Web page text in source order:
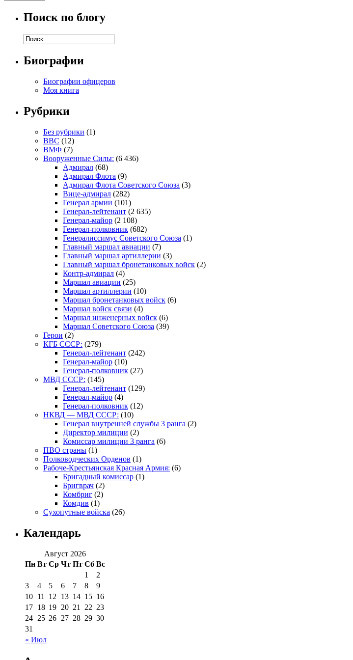
Поиск по блогу
Биографии
Биографии офицеров
Моя книга
Рубрики
Без рубрики (1)
ВВС (12)
ВМФ (7)
Вооруженные Силы: (6 436)
Адмирал (68)
Адмирал Флота (9)
Адмирал Флота Советского Союза (3)
Вице-адмирал (282)
Генерал армии (101)
Генерал-лейтенант (2 635)
Генерал-майор (2 108)
Генерал-полковник (682)
Генералиссимус Советского Союза (1)
Главный маршал авиации (7)
Главный маршал артиллерии (3)
Главный маршал бронетанковых войск (2)
Контр-адмирал (4)
Маршал авиации (25)
Маршал артиллерии (10)
Маршал бронетанковых войск (6)
Маршал войск связи (4)
Маршал инженерных войск (6)
Маршал Советского Союза (39)
Герои (2)
КГБ СССР: (279)
Генерал-лейтенант (242)
Генерал-майор (10)
Генерал-полковник (27)
МВД СССР: (145)
Генерал-лейтенант (129)
Генерал-майор (4)
Генерал-полковник (12)
НКВД — МВД СССР: (10)
Генерал внутренней службы 3 ранга (2)
Директор милиции (2)
Комиссар милиции 3 ранга (6)
ПВО страны (1)
Полководческих Орденов (1)
Рабоче-Крестьянская Красная Армия: (6)
Бригадный комиссар (1)
Бригврач (2)
Комбриг (2)
Комдив (1)
Сухопутные войска (26)
Календарь
Август 2026
Пн Вт Ср Чт Пт Сб Вс
« Июл
1
2
3
4 5 6 7 8
9
10 11 12 13 14 15 16
17 18 19 20 21 22 23
24 25 26 27 28 29 30
31